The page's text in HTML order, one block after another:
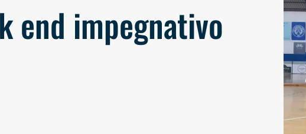
end impegnativo